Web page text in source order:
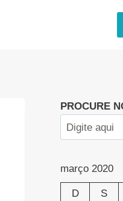
PROCURE
março 2020
D S